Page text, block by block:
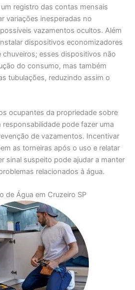
registro das contas mensais
variações inesperadas no
vazamentos ocultos. Além
dispositivos economizadores
chuveiros; esses dispositivos não
do consumo, mas também
tubulações, reduzindo assim o
ocupantes da propriedade sobre
pode fazer uma
de vazamentos. Incentivar
as torneiras após o uso e relatar
sinal suspeito pode ajudar a manter
relacionados à água.
de Água em Cruzeiro SP